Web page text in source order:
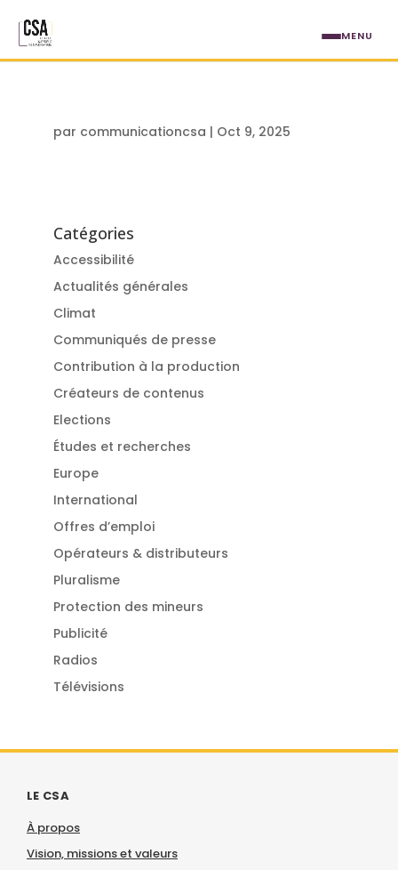
par communicationcsa | Oct 9, 2025
Catégories
Accessibilité
Actualités générales
Climat
Communiqués de presse
Contribution à la production
Créateurs de contenus
Elections
Études et recherches
Europe
International
Offres d’emploi
Opérateurs & distributeurs
Pluralisme
Protection des mineurs
Publicité
Radios
Télévisions
LE CSA
À propos
Vision, missions et valeurs
MENU